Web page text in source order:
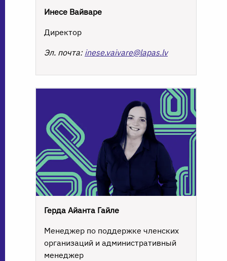
Инесе Вайваре
Директор
Эл. почта: inese.vaivare@lapas.lv
Герда Айанта Гайле
Менеджер по поддержке членских
организаций и административный
менеджер